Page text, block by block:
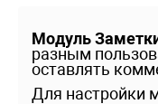
Модуль
разным
оставлять
Для настройки